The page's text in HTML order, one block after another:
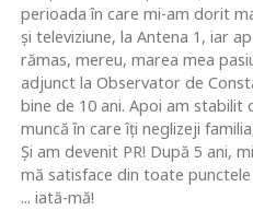
perioada în care mi-am dorit
şi televiziune, la Antena 1, iar
rămas, mereu, marea mea
adjunct la Observator de
bine de 10 ani. Apoi am stabilit
muncă în care îţi neglizeji
Şi am devenit PR! După 5 ani,
mă satisface din toate
... iată-mă!